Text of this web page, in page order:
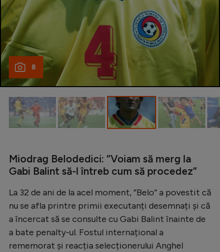
Alte sporturi
JO 2024
JO 2026
8
Miodrag Belodedici: ”Voiam să merg la
Gabi Balint să-l întreb cum să procedez”
La 32 de ani de la acel moment, ”Belo” a povestit că
nu se afla printre primii executanți desemnați și că
a încercat să se consulte cu Gabi Balint înainte de
a bate penalty-ul. Fostul internațional a
rememorat și reacția selecționerului Anghel